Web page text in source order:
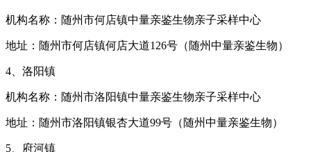
机构名称：随州市何店镇中量亲鉴生物亲子采样中心
地址：随州市何店镇何店大道126号（随州中量亲鉴生物）
4、洛阳镇
机构名称：随州市洛阳镇中量亲鉴生物亲子采样中心
地址：随州市洛阳镇银杏大道99号（随州中量亲鉴生物）
5、府河镇